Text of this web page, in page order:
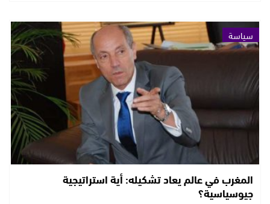
سياسة
المغرب في عالم يعاد تشكيله: أية استراتيجية
جيوسياسية؟